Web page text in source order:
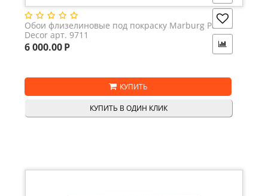
Обои флизелиновые под покраску Marburg Patent
Decor арт. 9711
6 000.00Р
КУПИТЬ
КУПИТЬ В ОДИН КЛИК